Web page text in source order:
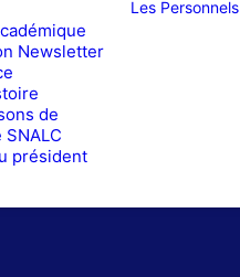
Newsletter
de
président
Les Personnels